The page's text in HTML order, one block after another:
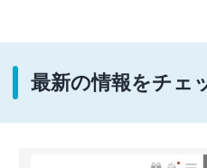
最新の情報をチェ